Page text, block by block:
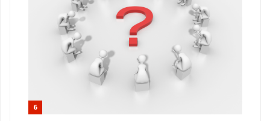
6